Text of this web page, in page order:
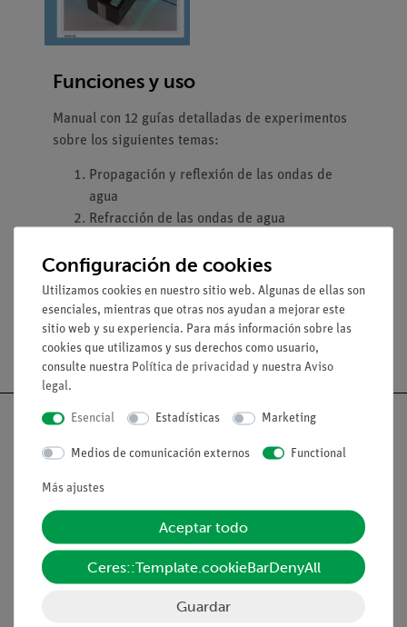
Funciones y uso
Manual con 12 guías detalladas de experimentos
sobre los siguientes temas:
Propagación y reflexión de las ondas de
agua
Refracción de las ondas de agua
Difracción de las ondas de agua
Aviso lega
Condiciones comerciales generales
Configuración de cookies
Utilizamos cookies en nuestro sitio web. Algunas de ellas son
esenciales, mientras que otras nos ayudan a mejorar este
sitio web y su experiencia. Para más información sobre las
cookies que utilizamos y sus derechos como usuario,
consulte nuestra Política de privacidad y nuestra Aviso
legal.
Esencial Estadísticas Marketing
Medios de comunicación externos Functional
Más ajustes
Aceptar todo
Ceres::Template.cookieBarDenyAll
Guardar